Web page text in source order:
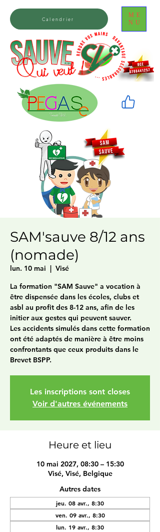
ME
NU
Calendrier
SAM'sauve 8/12 ans
(nomade)
lun. 10 mai
  |
Visé
La formation "SAM Sauve" a vocation à
être dispensée dans les écoles, clubs et
asbl au profit des 8-12 ans, afin de les
initier aux gestes qui peuvent sauver.
Les accidents simulés dans cette formation
ont été adaptés de manière à être moins
confrontants que ceux produits dans le
Brevet BSPP.
Les inscriptions sont closes
Voir d'autres événements
Heure et lieu
10 mai 2027, 08:30 – 15:30
Visé, Visé, Belgique
Autres dates
jeu. 08 avr., 8:30
ven. 09 avr., 8:30
lun. 19 avr., 8:30